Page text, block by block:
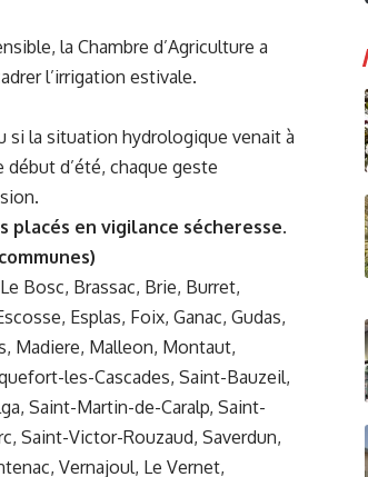
la Chambre d’Agriculture a
l’irrigation estivale.
si la situation hydrologique venait à
début d’été, chaque geste
placés en vigilance sécheresse.
Bosc, Brassac, Brie, Burret,
Esplas, Foix, Ganac, Gudas,
Madiere, Malleon, Montaut,
les-Cascades, Saint-Bauzeil,
Saint-Martin-de-Caralp, Saint-
Saint-Victor-Rouzaud, Saverdun,
Vernajoul, Le Vernet,